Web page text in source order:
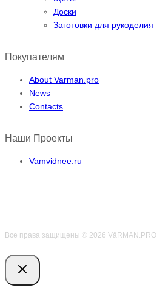
Доски
Заготовки для рукоделия
Покупателям
About Varman.pro
News
Contacts
Наши Проекты
Vamvidnee.ru
Все права защищены © 2026 VӑRMAN.PRO